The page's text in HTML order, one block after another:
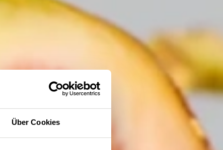
Über Cookies